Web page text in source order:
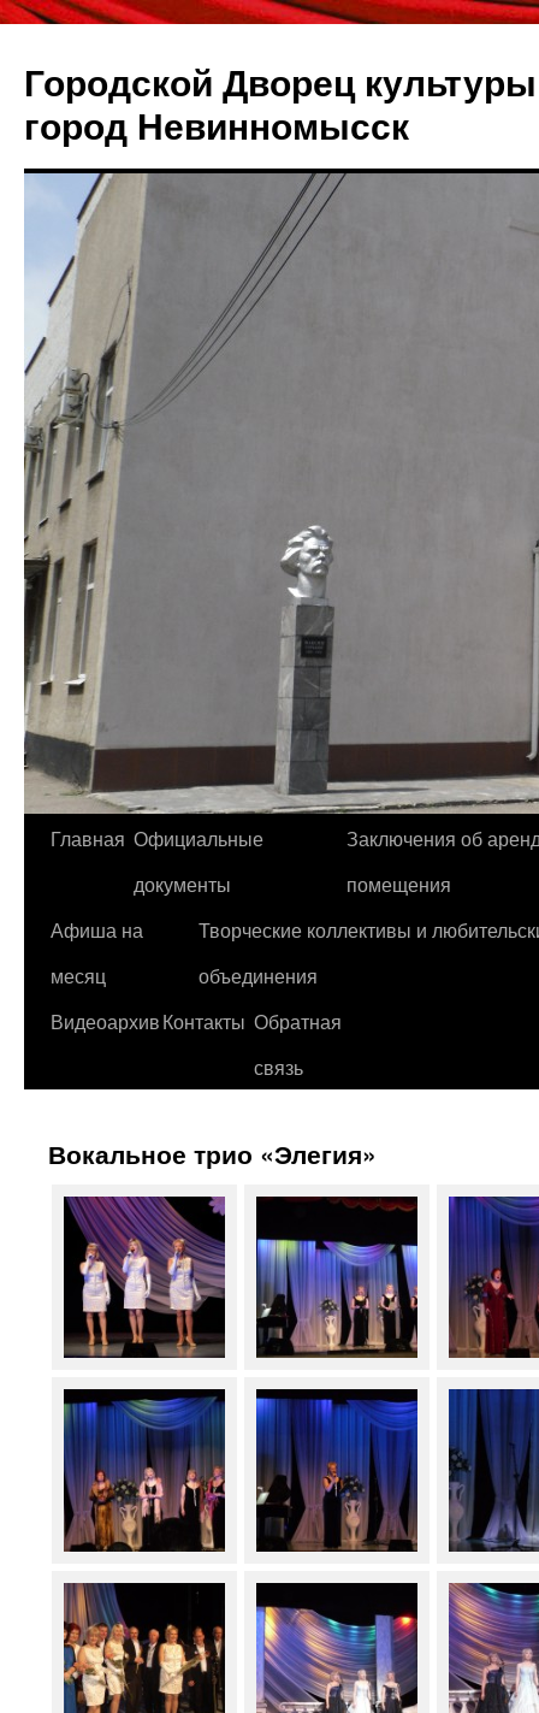
Городской Дворец
город Невинномысск
Перейти
содержимому
Главная Официальные
документы
Заключения об
помещения
Афиша на
месяц
Творческие коллективы и
объединения
ВидеоархивКонтакты Обратная
связь
Вокальное трио «Элегия»